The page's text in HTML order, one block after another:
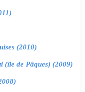
(2010)
(île de Pâques) (2009)